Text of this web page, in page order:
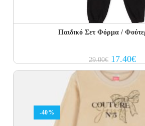
Παιδικό Σετ Φόρμα /
29.00€ Original
price
was:
29.00€.
17.40€
is:
-40%